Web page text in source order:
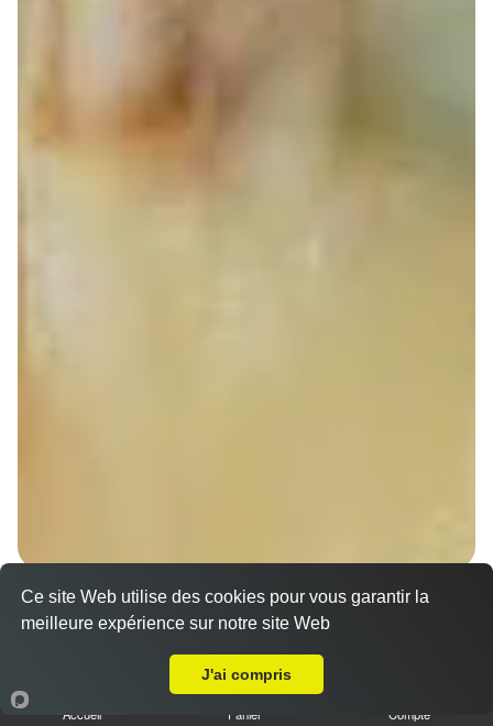
Sandwich döner poulet
7.00 €
Accueil Panier Compte
Ce site Web utilise des cookies pour vous garantir la
meilleure expérience sur notre site Web
J'ai compris